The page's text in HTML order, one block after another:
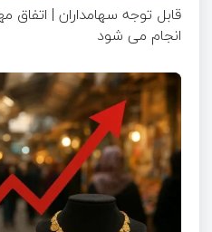
قابل توجه سهامداران | اتفاق
انجام می شود